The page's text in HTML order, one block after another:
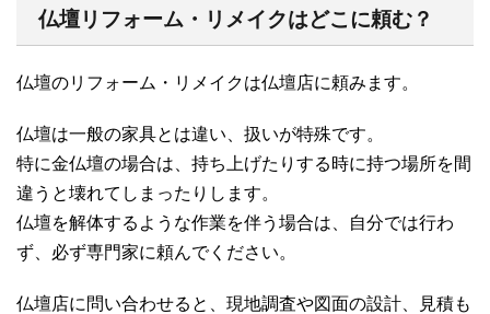
仏壇リフォーム・リメイクはどこに頼む？
仏壇のリフォーム・リメイクは仏壇店に頼みます。
仏壇は一般の家具とは違い、扱いが特殊です。
特に金仏壇の場合は、持ち上げたりする時に持つ場所を間
違うと壊れてしまったりします。
仏壇を解体するような作業を伴う場合は、自分では行わ
ず、必ず専門家に頼んでください。
仏壇店に問い合わせると、現地調査や図面の設計、見積も